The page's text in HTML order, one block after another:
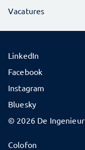
Vacatures
© 2026 De Ingenieur
Colofon
LinkedIn
Facebook
Instagram
Bluesky